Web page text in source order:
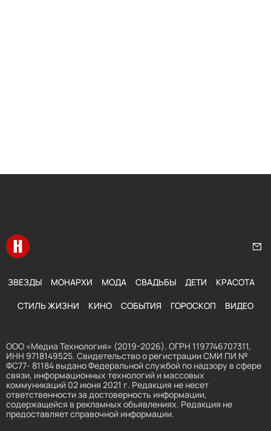
Перейти на главную
ЗВЕЗДЫ МОНАРХИ МОДА СВАДЬБЫ ДЕТИ КРАСОТА
СТИЛЬ ЖИЗНИ КИНО СОБЫТИЯ ГОРОСКОП ВИДЕО
ООО «Медиа Технология» (2019-2026). ОГРН 1197746707311,
ИНН 9718149525. Свидетельство о регистрации СМИ ПИ №
ФС77- 81184 выдано Федеральной службой по надзору в сфере
связи, информационных технологий и массовых
коммуникаций 02 июня 2021 г. Редакция не несет
ответственности за достоверность информации,
содержащейся в рекламных объявлениях. Редакция не
предоставляет справочной информации.